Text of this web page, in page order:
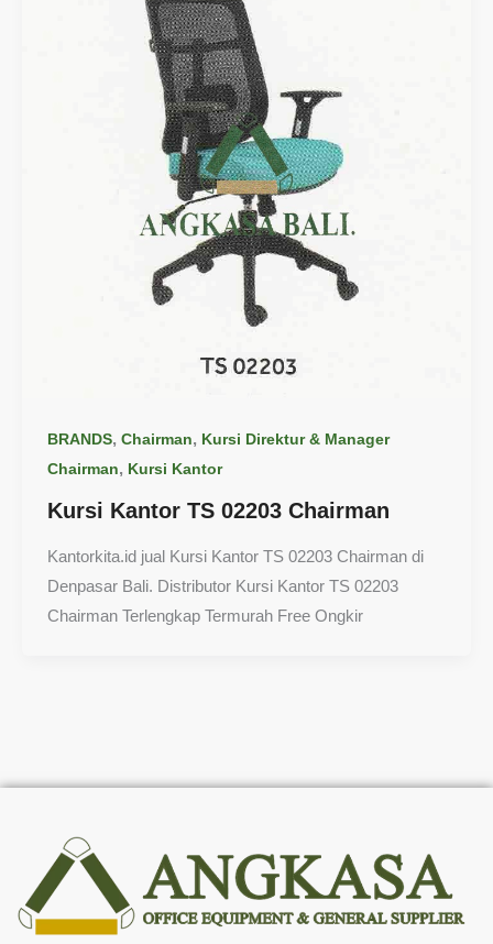
BRANDS, Chairman, Kursi Direktur & Manager
Chairman, Kursi Kantor
Kursi Kantor TS 02203 Chairman
Kantorkita.id jual Kursi Kantor TS 02203 Chairman di
Denpasar Bali. Distributor Kursi Kantor TS 02203
Chairman Terlengkap Termurah Free Ongkir